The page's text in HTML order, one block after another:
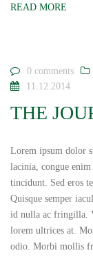
READ MORE
0 comments
11.12.2014
THE
Lorem ipsum dolor
lacinia, congue
tincidunt. Sed eros
Quisque semper
id nulla ac fringilla.
lorem ultrices at.
odio. Morbi mollis